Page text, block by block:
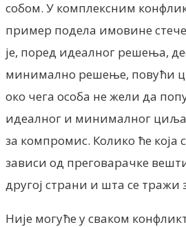
собом. У комплексним
пример подела имовине
је, поред идеалног решења,
минимално решење, повући
око чега особа не жели да
идеалног и минималног циља
за компромис. Колико ће која
зависи од преговарачке
другој страни и шта се тражи
Није могуће у сваком